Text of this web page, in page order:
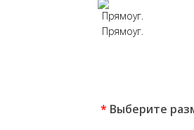
Прямоуг.
* Выберите